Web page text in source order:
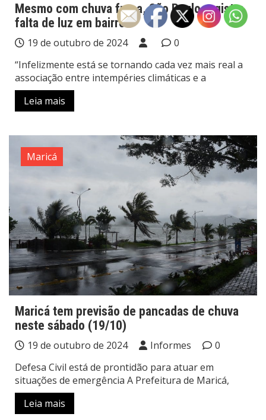
Mesmo com chuva fraca, São Paulo registra
falta de luz em bairros
19 de outubro de 2024
0
“Infelizmente está se tornando cada vez mais real a
associação entre intempéries climáticas e a
Leia mais
Maricá
Maricá tem previsão de pancadas de chuva
neste sábado (19/10)
19 de outubro de 2024 Informes
0
Defesa Civil está de prontidão para atuar em
situações de emergência A Prefeitura de Maricá,
Leia mais